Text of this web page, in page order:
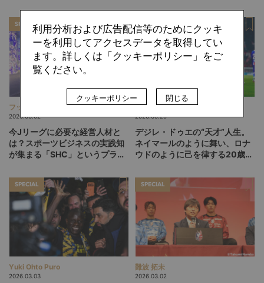
SPECIAL
フットボリスタ 編集部
2026.06.02
今Jリーグに必要な経営人材と
は？スポーツビジネスの実践知
が集まる「SHC」というプラッ
SPECIAL
小川 由紀子
2026.05.29
デジレ・ドゥエの“天才”人生。
ネイマールのように舞い、ロナ
ウドのように己を律する20歳
SPECIAL
Yuki Ohto Puro
2026.03.03
SPECIAL
難波 拓未
2026.03.02
利用分析および広告配信等のためにクッキ
ーを利用してアクセスデータを取得してい
ます。詳しくは「クッキーポリシー」をご
覧ください。
クッキーポリシー 閉じる